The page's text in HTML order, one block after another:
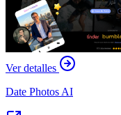
Ver detalles
Date Photos AI